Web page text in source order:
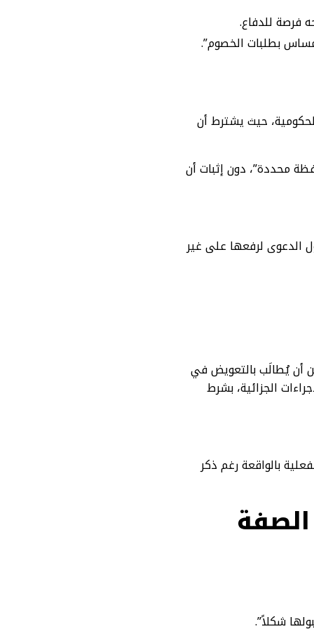
بطلبات الخصوم”.
حيث يشترط أن
محددة”، دون إثبات أن
الدعوى لرفعها على غير
أن يُطالَب بالتعويض في
الجريمة وفقًا لنص المادة (181) من نظام الإجراءات الجزائية، بشرط
بالواقعة رغم ذكر
شكلاً”.